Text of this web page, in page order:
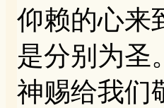
仰赖的心来
是分别为圣
神赐给我们